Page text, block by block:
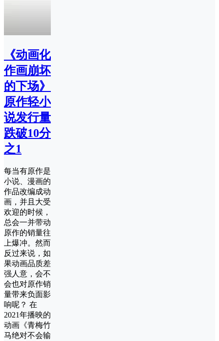
《动画化
作画崩坏
的下场》
原作轻小
说发行量
跌破10分
之1
每当有原作是
小说、漫画的
作品改编成动
画，并且大受
欢迎的时候，
总会一并带动
原作的销量往
上爆冲。然而
反过来说，如
果动画品质差
强人意，会不
会也对原作销
量带来负面影
响呢？ 在
2021年播映的
动画《青梅竹
马绝对不会输